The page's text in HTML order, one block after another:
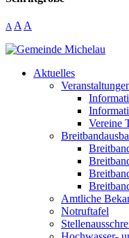
A A A
Aktuelles
Vereine
Amtliche
Notruftafel